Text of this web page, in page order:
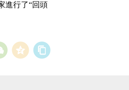
進行了“回頭